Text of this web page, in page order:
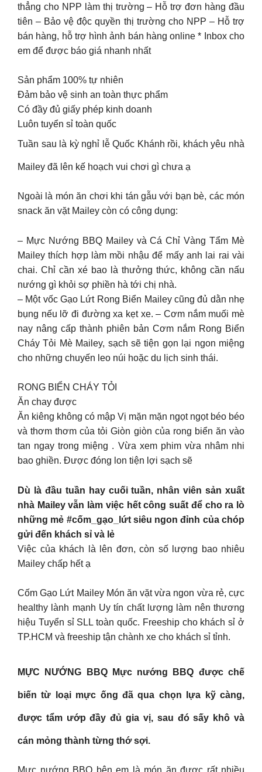
thẳng cho NPP làm thị trường – Hỗ trợ đơn hàng đầu
tiên – Bảo vệ độc quyền thị trường cho NPP – Hỗ trợ
bán hàng, hỗ trợ hình ảnh bán hàng online * Inbox cho
em để được báo giá nhanh nhất
Sản phẩm 100% tự nhiên
Đảm bảo vệ sinh an toàn thực phẩm
Có đầy đủ giấy phép kinh doanh
Luôn tuyển sỉ toàn quốc
Tuần sau là kỳ nghỉ lễ Quốc Khánh rồi, khách yêu nhà
Mailey đã lên kế hoạch vui chơi gì chưa ạ
Ngoài là món ăn chơi khi tán gẫu với bạn bè, các món
snack ăn vặt Mailey còn có công dụng:
– Mực Nướng BBQ Mailey và Cá Chỉ Vàng Tẩm Mè
Mailey thích hợp làm mồi nhậu để mấy anh lai rai vài
chai. Chỉ cần xé bao là thưởng thức, không cần nấu
nướng gì khỏi sợ phiền hà tới chị nhà.
– Một vốc Gạo Lứt Rong Biển Mailey cũng đủ dằn nhẹ
bụng nếu lỡ đi đường xa kẹt xe. – Cơm nắm muối mè
nay nâng cấp thành phiên bản Cơm nắm Rong Biển
Cháy Tỏi Mè Mailey, sạch sẽ tiện gọn lại ngon miệng
cho những chuyến leo núi hoặc du lịch sinh thái.
RONG BIỂN CHÁY TỎI
Ăn chay được
Ăn kiêng không có mập Vị mặn mặn ngọt ngọt béo béo
và thơm thơm của tỏi Giòn giòn của rong biển ăn vào
tan ngay trong miệng . Vừa xem phim vừa nhâm nhi
bao ghiền. Được đóng lon tiện lợi sạch sẽ
Dù là đầu tuần hay cuối tuần, nhân viên sản xuất
nhà Mailey vẫn làm việc hết công suất để cho ra lò
những mẻ #cốm_gạo_lứt siêu ngon đỉnh của chóp
gửi đến khách sỉ và lẻ
Việc của khách là lên đơn, còn số lượng bao nhiêu
Mailey chấp hết ạ
Cốm Gạo Lứt Mailey Món ăn vặt vừa ngon vừa rẻ, cực
healthy lành mạnh Uy tín chất lượng làm nên thương
hiệu Tuyển sỉ SLL toàn quốc. Freeship cho khách sỉ ở
TP.HCM và freeship tận chành xe cho khách sỉ tỉnh.
MỰC NƯỚNG BBQ Mực nướng BBQ được chế
biến từ loại mực ống đã qua chọn lựa kỹ càng,
được tẩm ướp đầy đủ gia vị, sau đó sấy khô và
cán mỏng thành từng thớ sợi.
Mực nướng BBQ bên em là món ăn được rất nhiều